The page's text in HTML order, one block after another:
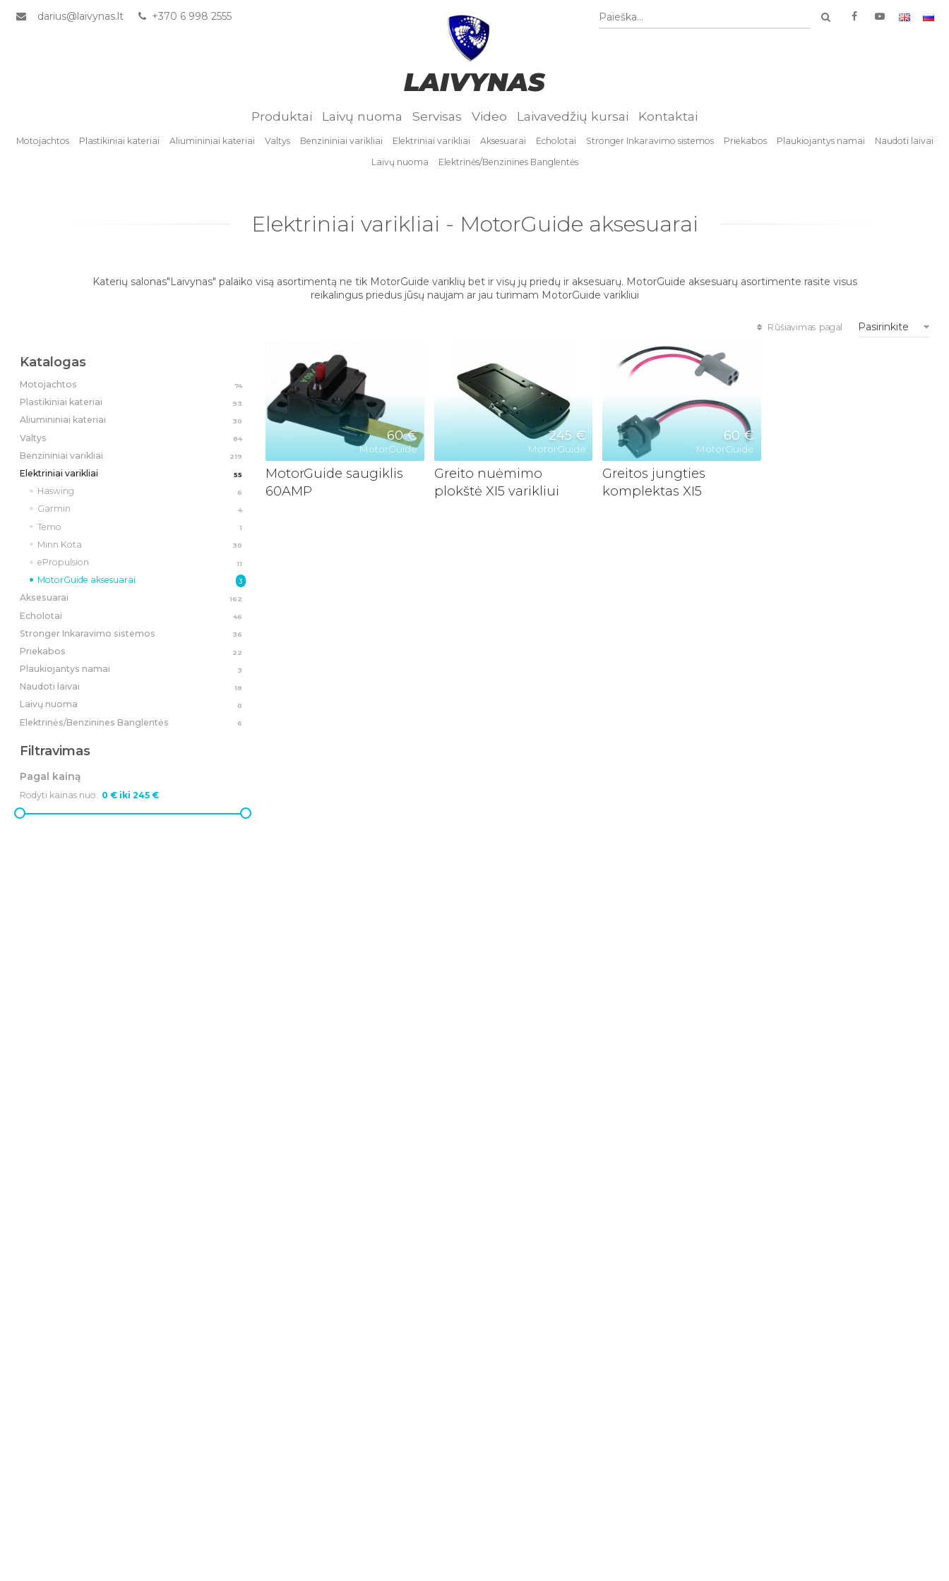
Paieška...
darius@laivynas.lt +370 6 998 2555
LAIVYNAS
Produktai Laivų nuoma Servisas Video Laivavedžių kursai Kontaktai
Motojachtos Plastikiniai kateriai Aliumininiai kateriai Valtys Benzininiai varikliai Elektriniai varikliai Aksesuarai Echolotai Stronger Inkaravimo sistemos Priekabos Plaukiojantys namai
Naudoti laivai
Laivų nuoma
Elektrinės/Benzinines Banglentės
Elektriniai varikliai - MotorGuide aksesuarai
Katerių salonas"Laivynas" palaiko visą asortimentą ne tik MotorGuide variklių bet ir visų jų priedų ir aksesuarų. MotorGuide aksesuarų asortimente rasite visus
reikalingus priedus jūsų naujam ar jau turimam MotorGuide varikliui
Rūšiavimas pagal Pasirinkite
Katalogas
74
Motojachtos
93
Plastikiniai kateriai
30
Aliumininiai kateriai
84
Valtys
219
Benzininiai varikliai
55
Elektriniai varikliai
6
Haswing
4
Garmin
1
Temo
30
Minn Kota
11
ePropulsion
3
MotorGuide aksesuarai
162
Aksesuarai
46
Echolotai
36
Stronger Inkaravimo sistemos
22
Priekabos
3
Plaukiojantys namai
18
Naudoti laivai
0
Laivų nuoma
6
Elektrinės/Benzinines Banglentės
Filtravimas
Pagal kainą
Rodyti kainas nuo:
60 €
MotorGuide
MotorGuide saugiklis
60AMP
245 €
MotorGuide
Greito nuėmimo
plokštė XI5 varikliui
60 €
MotorGuide
Greitos jungties
komplektas XI5